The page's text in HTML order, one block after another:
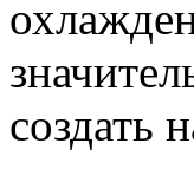
создать